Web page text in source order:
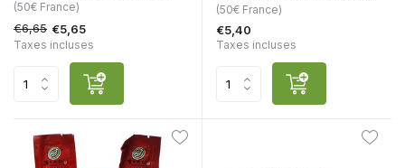
(50€ France)
€6,65 €5,65
Taxes incluses
(50€ France)
€5,40
Taxes incluses